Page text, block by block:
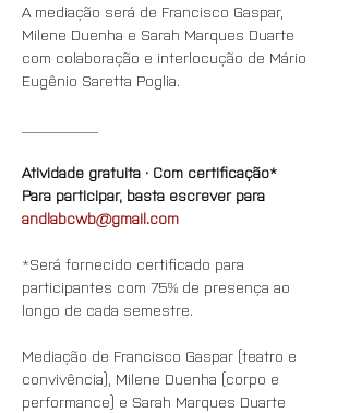
A mediação será de Francisco Gaspar,
Milene Duenha e Sarah Marques Duarte
com colaboração e interlocução de Mário
Eugênio Saretta Poglia.
Atividade gratuita · Com certificação*
Para participar, basta escrever para
andlabcwb@gmail.com
*Será fornecido certificado para
participantes com 75% de presença ao
longo de cada semestre.
Mediação de Francisco Gaspar (teatro e
convivência), Milene Duenha (corpo e
performance) e Sarah Marques Duarte